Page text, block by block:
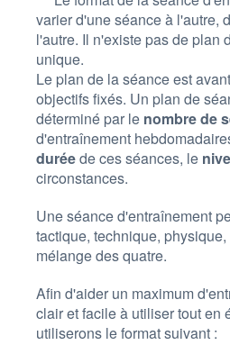
varier d'une séance à l'autre,
l'autre. Il n'existe pas de plan
unique.
Le plan de la séance est
objectifs fixés. Un plan de
déterminé par le nombre de
d'entraînement
duréede ces séances, le
circonstances.
Une séance d'entraînement
tactique, technique,
mélange des quatre.
Afin d'aider un maximum
clair et facile à utiliser tout en
utiliserons le format suivant :